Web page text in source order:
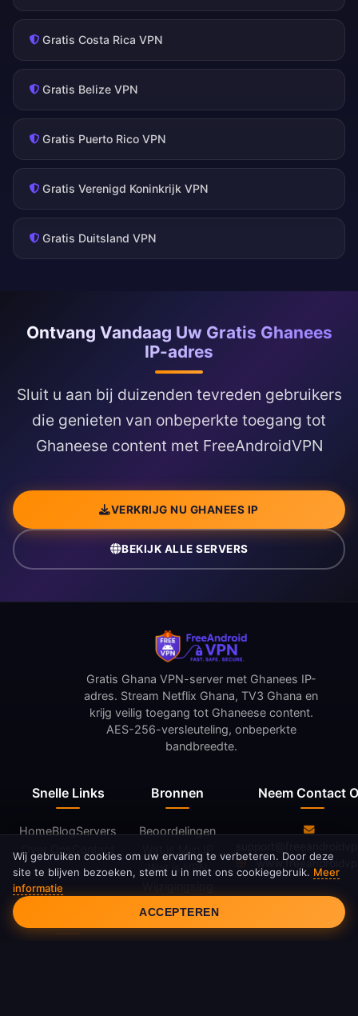
Gratis Costa Rica VPN
Gratis Belize VPN
Gratis Puerto Rico VPN
Gratis Verenigd Koninkrijk VPN
Gratis Duitsland VPN
Ontvang Vandaag Uw Gratis Ghanees
IP-adres
Sluit u aan bij duizenden tevreden gebruikers
die genieten van onbeperkte toegang tot
Ghaneese content met FreeAndroidVPN
VERKRIJG NU GHANEES IP
BEKIJK ALLE SERVERS
Snelle Links
HomeBlogServers
Over Ons
Contact
Bronnen
Beoordelingen
Wat is Mijn IP
Wat is VPN
Gratis Ghana VPN-server met Ghanees IP-
adres. Stream Netflix Ghana, TV3 Ghana en
krijg veilig toegang tot Ghaneese content.
AES-256-versleuteling, onbeperkte
bandbreedte.
Neem Contact
Cookietoestemming
Wij gebruiken cookies om uw ervaring te verbeteren. Door deze
site te blijven bezoeken, stemt u in met ons cookiegebruik. Meer
informatie
ACCEPTEREN